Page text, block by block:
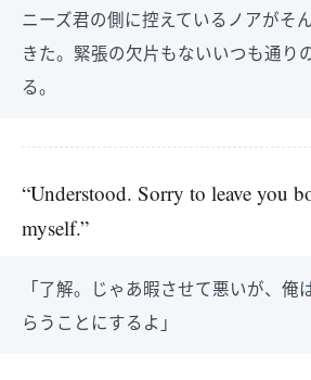
ニーズ君の側に控えているノアがそ
きた。緊張の欠片もないいつも通り
る。
“Understood. Sorry to leave you
myself.”
「了解。じゃあ暇させて悪いが、俺
らうことにするよ」